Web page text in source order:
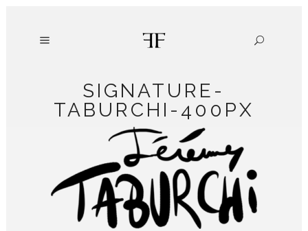
SIGNATURE-
TABURCHI-400PX